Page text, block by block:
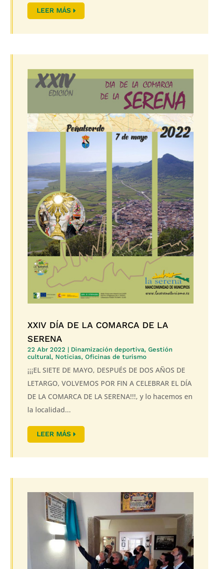
LEER MÁS
XXIV DÍA DE LA COMARCA DE LA
SERENA
22 Abr 2022 | Dinamización deportiva,Gestión
cultural, Noticias,Oficinas de turismo
¡¡¡EL SIETE DE MAYO, DESPUÉS DE DOS AÑOS DE
LETARGO, VOLVEMOS POR FIN A CELEBRAR EL DÍA
DE LA COMARCA DE LA SERENA!!!, y lo hacemos en
la localidad...
LEER MÁS